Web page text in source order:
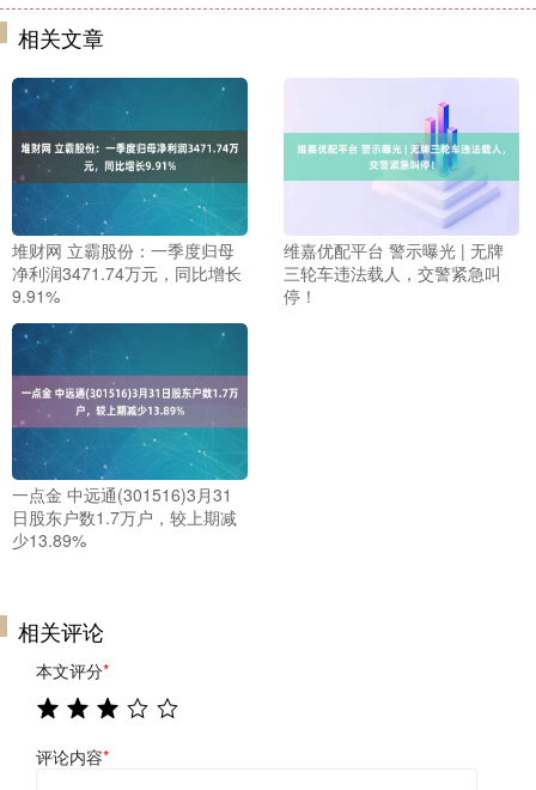
相关文章
堆财网 立霸股份：一季度归母
净利润3471.74万元，同比增长
9.91%
维嘉优配平台 警示曝光 | 无牌
三轮车违法载人，交警紧急叫
停！
一点金 中远通(301516)3月31
日股东户数1.7万户，较上期减
少13.89%
相关评论
本文评分*
评论内容*